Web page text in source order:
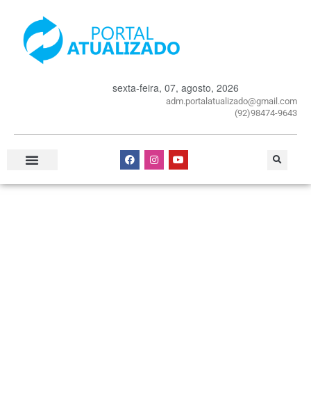
sexta-feira, 07, agosto, 2026
adm.portalatualizado@gmail.com
(92)98474-9643